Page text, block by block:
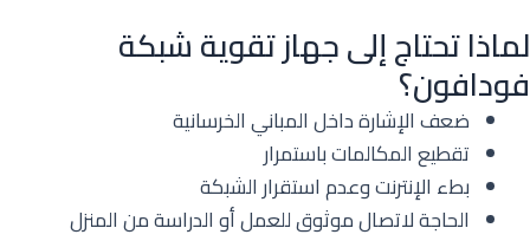
لماذا تحتاج إلى جهاز تقوية شبكة
فودافون؟
ضعف الإشارة داخل المباني الخرسانية
تقطيع المكالمات باستمرار
بطء الإنترنت وعدم استقرار الشبكة
الحاجة لاتصال موثوق للعمل أو الدراسة من المنزل